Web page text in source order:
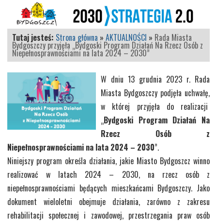
Tutaj jesteś: Strona główna » AKTUALNOŚCI » Rada Miasta
Bydgoszczy przyjęła „Bydgoski Program Działań Na Rzecz Osób z
Niepełnosprawnościami na lata 2024 – 2030”
W dniu 13 grudnia 2023 r. Rada
Miasta Bydgoszczy podjęła uchwałę,
w której przyjęła do realizacji
„Bydgoski Program Działań Na
Rzecz Osób z
Niepełnosprawnościami na lata 2024 – 2030”.
Niniejszy program określa działania, jakie Miasto Bydgoszcz winno
realizować w latach 2024 – 2030, na rzecz osób z
niepełnosprawnościami będących mieszkańcami Bydgoszczy. Jako
dokument wieloletni obejmuje działania, zarówno z zakresu
rehabilitacji społecznej i zawodowej, przestrzegania praw osób